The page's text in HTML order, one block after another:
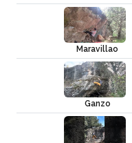
Maravillao
Ganzo